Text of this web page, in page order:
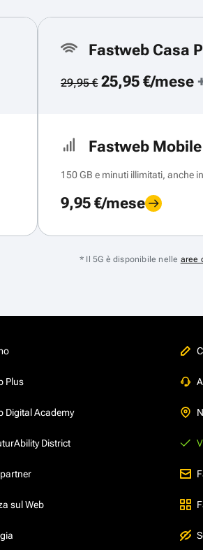
Fastweb Casa
29,95 €25,95 €/mese
Fastweb
150 GB e minuti illimitati, anche
9,95 €/mese
* Il 5G è disponibile nelle aree
Plus
Digital Academy
District
sul Web